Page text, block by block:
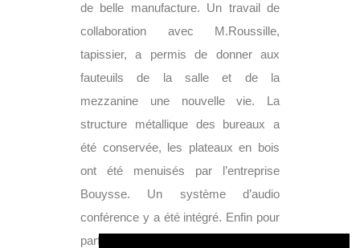
de belle manufacture. Un travail de
collaboration avec M.Roussille,
tapissier, a permis de donner aux
fauteuils de la salle et de la
mezzanine une nouvelle vie. La
structure métallique des bureaux a
été conservée, les plateaux en bois
ont été menuisés par l’entreprise
Bouysse. Un système d’audio
conférence y a été intégré. Enfin pour
parfaire l’ambiance feutrée et